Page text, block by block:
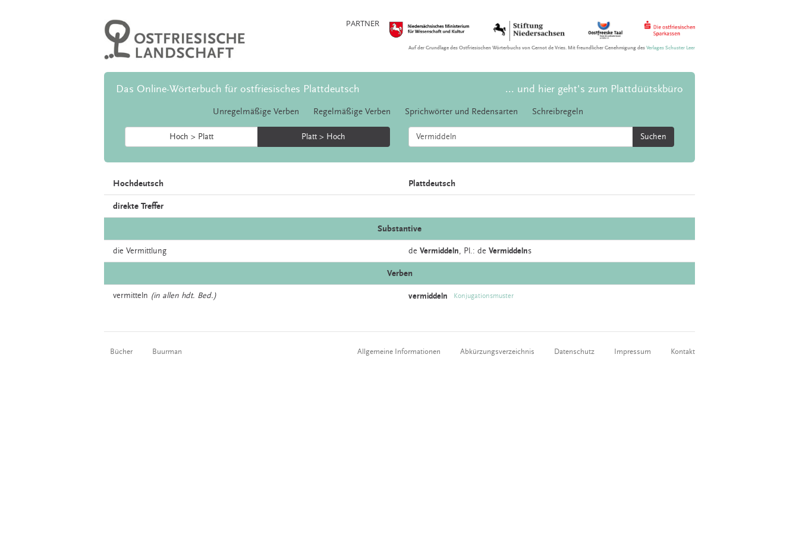
PARTNER
Auf der Grundlage des Ostfriesischen Wörterbuchs von Gernot de Vries. Mit freundlicher Genehmigung desVerlages Schuster Leer
Das Online-Wörterbuch für ostfriesisches Plattdeutsch ... und hier geht's zum Plattdüütskbüro
Unregelmäßige Verben Regelmäßige Verben Sprichwörter und Redensarten Schreibregeln
Hoch > Platt Platt > Hoch Suchen
Hochdeutsch Plattdeutsch
direkte Treffer
Substantive
die Vermittlung de Vermiddeln, Pl.: de Vermiddelns
Verben
vermitteln (in allen hdt. Bed.) vermiddeln Konjugationsmuster
Bücher Buurman Allgemeine Informationen Abkürzungsverzeichnis Datenschutz Impressum Kontakt